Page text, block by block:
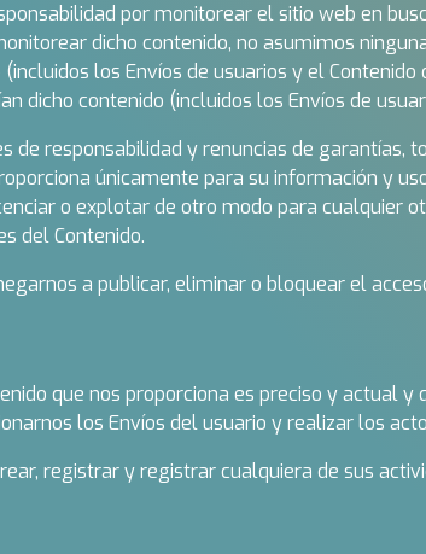
por monitorear el sitio web en
dicho contenido, no asumimos
los Envíos de usuarios y el
dicho contenido (incluidos los Envíos de
responsabilidad y renuncias de garantías,
únicamente para su información y
o explotar de otro modo para cualquier
del Contenido.
a publicar, eliminar o bloquear el
que nos proporciona es preciso y actual y
los Envíos del usuario y realizar los
registrar y registrar cualquiera de sus